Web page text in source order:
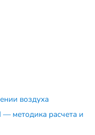
воздуха
— методика расчета и